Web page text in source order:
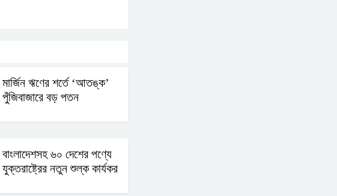
মার্জিন ঋণের শর্তে ‘আতঙ্ক’
পুঁজিবাজারে বড় পতন
বাংলাদেশসহ ৬০ দেশের পণ্যে
যুক্তরাষ্ট্রের নতুন শুল্ক কার্যকর